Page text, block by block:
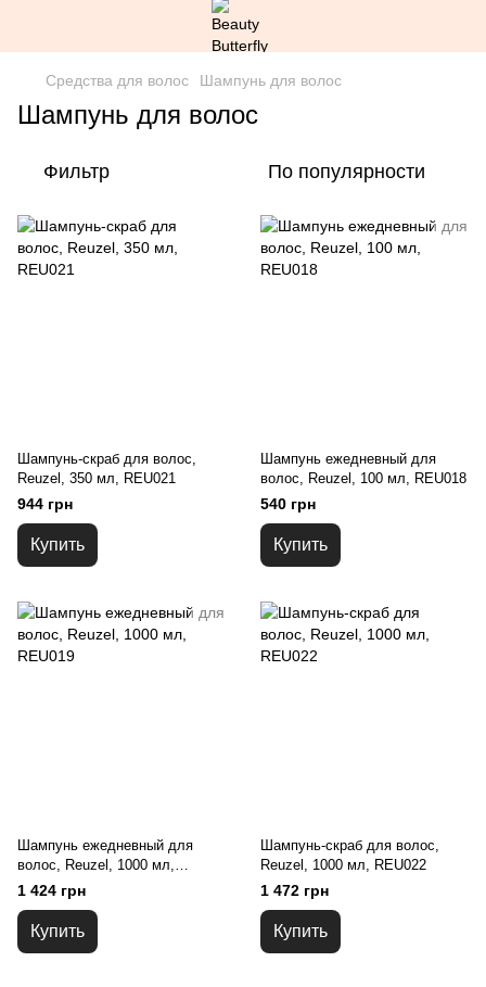
Средства для волос Шампунь для волос
Шампунь для волос
Фильтр По популярности
Шампунь-скраб для волос,
Reuzel, 350 мл, REU021
944 грн
Купить
Шампунь ежедневный для
волос, Reuzel, 100 мл, REU018
540 грн
Купить
Шампунь ежедневный для
волос, Reuzel, 1000 мл,
REU019
1 424 грн
Купить
Шампунь-скраб для волос,
Reuzel, 1000 мл, REU022
1 472 грн
Купить